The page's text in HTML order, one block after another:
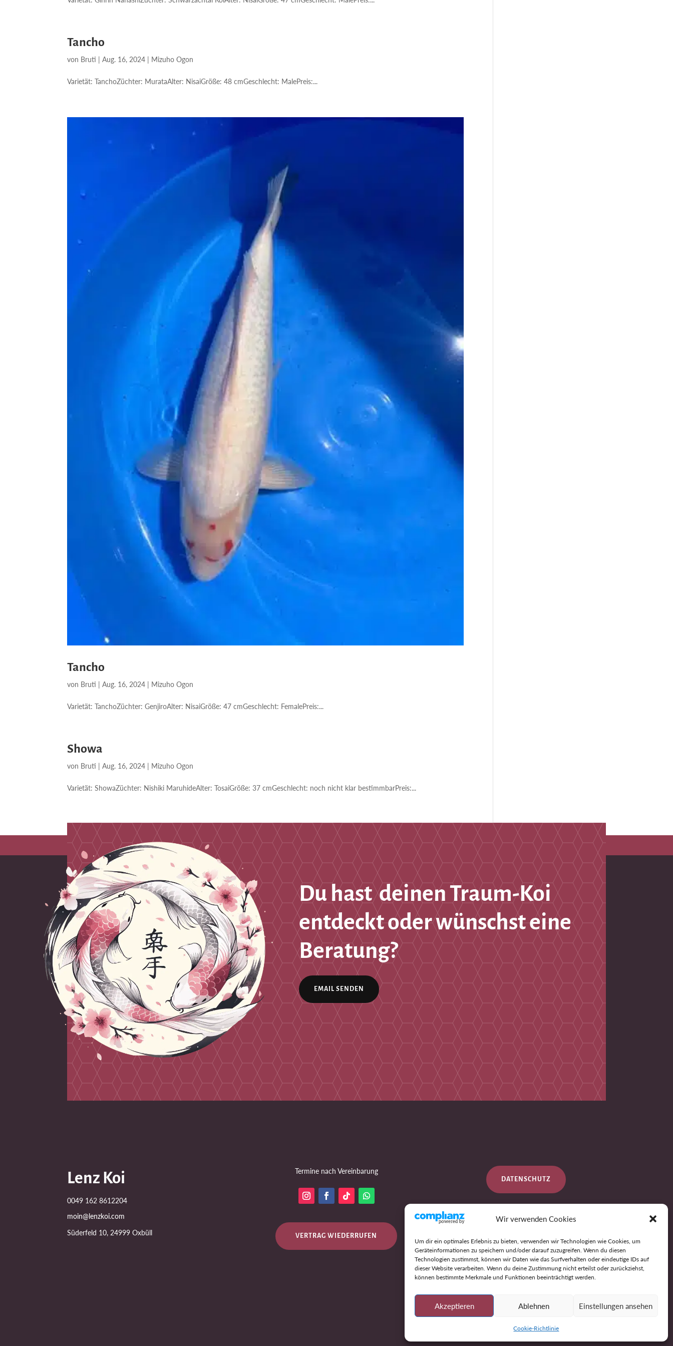
Wir verwenden Cookies
Um dir ein optimales Erlebnis zu bieten, verwenden wir Technologien wie Cookies, um
Geräteinformationen zu speichern und/oder darauf zuzugreifen. Wenn du diesen
Technologien zustimmst, können wir Daten wie das Surfverhalten oder eindeutige IDs auf
dieser Website verarbeiten. Wenn du deine Zustimmung nicht erteilst oder zurückziehst,
können bestimmte Merkmale und Funktionen beeinträchtigt werden.
Akzeptieren Ablehnen Einstellungen ansehen
Cookie-Richtlinie
Tancho
von Bruti |Aug. 16, 2024 | Mizuho Ogon
Varietät: TanchoZüchter: MurataAlter: NisaiGröße: 48 cmGeschlecht: MalePreis:...
Tancho
von Bruti |Aug. 16, 2024 Mizuho Ogon
Varietät: TanchoZüchter: GenjiroAlter: NisaiGröße: 47 cmGeschlecht: FemalePreis:...
Showa
von Bruti |Aug. 16, 2024 Mizuho Ogon
Varietät: ShowaZüchter: Nishiki MaruhideAlter: TosaiGröße: 37 cmGeschlecht: noch nicht klar bestimmbarPreis:...
Du hast deinen Traum-Koi
entdeckt oder wünschst eine
Beratung?
EMAIL SENDEN
Lenz Koi
0049 162 8612204
moin@lenzkoi.com
Süderfeld 10, 24999 Oxbüll
Termine nach Vereinbarung
VERTRAG WIEDERRUFEN
DATENSCHUTZ
IMPRESSUM
AGB